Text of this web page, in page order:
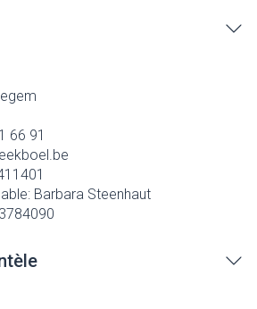
66 91
Barbara Steenhaut